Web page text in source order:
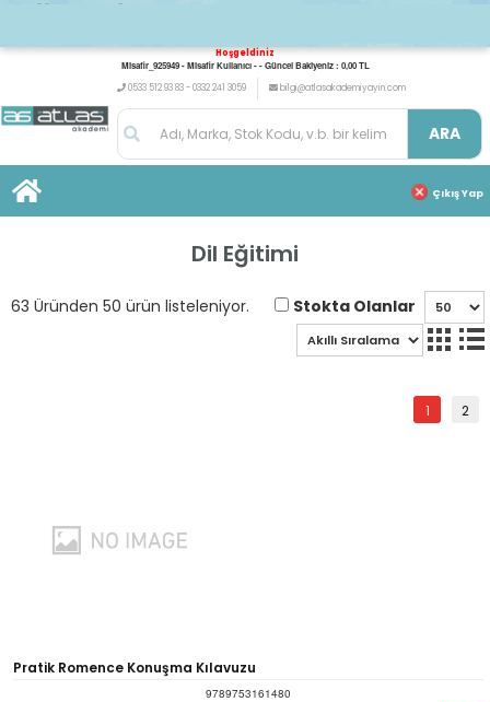
Hoşgeldiniz
Misafir_925949 - Misafir Kullanıcı - - Güncel Bakiyeniz : 0,00 TL
0533 512 93 83 - 0332 241 3059
bilgi@atlasakademiyayin.com
ARA
Çıkış Yap
Dil Eğitimi
63 Üründen 50 ürün listeleniyor. Stokta Olanlar
1 2
Pratik Romence Konuşma Kılavuzu
9789753161480